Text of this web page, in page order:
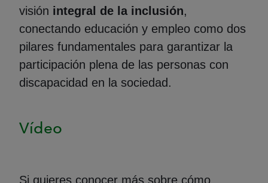
visión integral de la inclusión,
conectando educación y empleo como dos
pilares fundamentales para garantizar la
participación plena de las personas con
discapacidad en la sociedad.
Vídeo
Si quieres conocer más sobre cómo